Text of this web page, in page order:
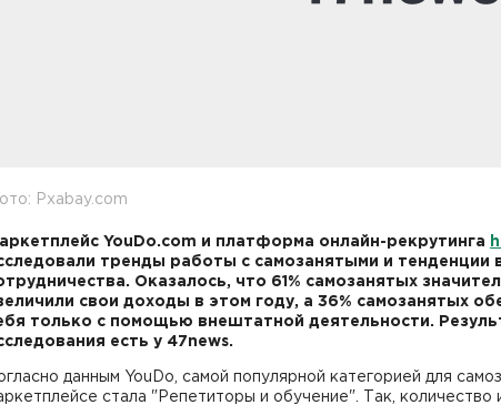
Pxabay.com
YouDo.com и платформа онлайн-рекрутинга
тренды работы с самозанятыми и тенденции
Оказалось, что 61% самозанятых
свои доходы в этом году, а 36% самозанятых
только с помощью внештатной деятельности.
есть у 47news.
данным YouDo, самой популярной категорией для
стала "Репетиторы и обучение". Так, количество